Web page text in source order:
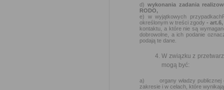
d) wykonania zadania
RODO,
e) w wyjątkowych
określonym w treści zgody -
kontaktu, a które nie są
dobrowolne, a ich podanie
podają te dane.
W związku z
mogą być:
a) organy władzy publicznej
zakresie i w celach, które